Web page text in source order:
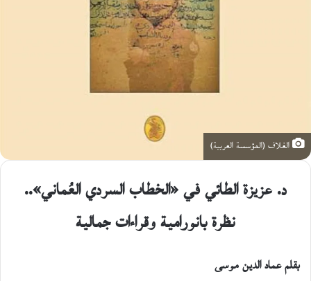
الغلاف (المؤسسة العربية)
د. عزيزة الطائي في «الخطاب السردي العُماني»..
نظرة بانورامية وقراءات جمالية
بقلم عماد الدين موسى